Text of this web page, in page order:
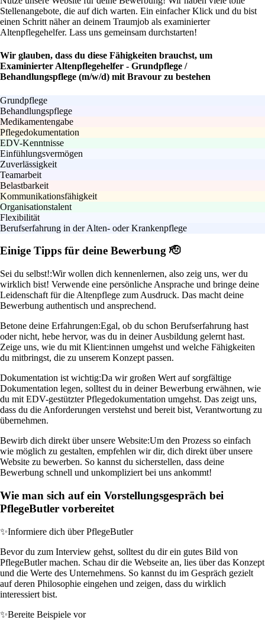
Stellenangebote, die auf dich warten. Ein einfacher Klick und du bist
einen Schritt näher an deinem Traumjob als examinierter
Altenpflegehelfer. Lass uns gemeinsam durchstarten!
Wir glauben, dass du diese Fähigkeiten brauchst, um
Examinierter Altenpflegehelfer - Grundpflege /
Behandlungspflege (m/w/d) mit Bravour zu bestehen
Grundpflege
Behandlungspflege
Medikamentengabe
Pflegedokumentation
EDV-Kenntnisse
Einfühlungsvermögen
Zuverlässigkeit
Teamarbeit
Belastbarkeit
Kommunikationsfähigkeit
Organisationstalent
Flexibilität
Berufserfahrung in der Alten- oder Krankenpflege
Einige Tipps für deine Bewerbung 🫡
Sei du selbst!:Wir wollen dich kennenlernen, also zeig uns, wer du
wirklich bist! Verwende eine persönliche Ansprache und bringe deine
Leidenschaft für die Altenpflege zum Ausdruck. Das macht deine
Bewerbung authentisch und ansprechend.
Betone deine Erfahrungen:Egal, ob du schon Berufserfahrung hast
oder nicht, hebe hervor, was du in deiner Ausbildung gelernt hast.
Zeige uns, wie du mit Klient:innen umgehst und welche Fähigkeiten
du mitbringst, die zu unserem Konzept passen.
Dokumentation ist wichtig:Da wir großen Wert auf sorgfältige
Dokumentation legen, solltest du in deiner Bewerbung erwähnen, wie
du mit EDV-gestützter Pflegedokumentation umgehst. Das zeigt uns,
dass du die Anforderungen verstehst und bereit bist, Verantwortung zu
übernehmen.
Bewirb dich direkt über unsere Website:Um den Prozess so einfach
wie möglich zu gestalten, empfehlen wir dir, dich direkt über unsere
Website zu bewerben. So kannst du sicherstellen, dass deine
Bewerbung schnell und unkompliziert bei uns ankommt!
Wie man sich auf ein Vorstellungsgespräch bei
PflegeButler vorbereitet
✨Informiere dich über PflegeButler
Bevor du zum Interview gehst, solltest du dir ein gutes Bild von
PflegeButler machen. Schau dir die Webseite an, lies über das Konzept
und die Werte des Unternehmens. So kannst du im Gespräch gezielt
auf deren Philosophie eingehen und zeigen, dass du wirklich
interessiert bist.
✨Bereite Beispiele vor